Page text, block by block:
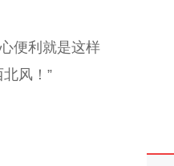
便利就是这样
风！”